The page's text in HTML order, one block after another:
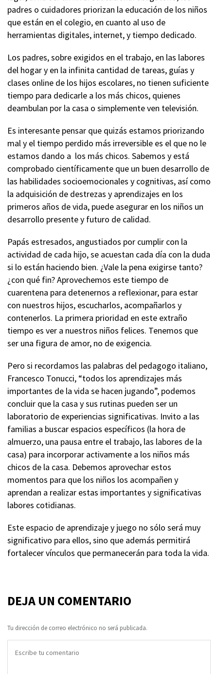
padres o cuidadores priorizan la educación de los niños
que están en el colegio, en cuanto al uso de
herramientas digitales, internet, y tiempo dedicado.
Los padres, sobre exigidos en el trabajo, en las labores
del hogar y en la infinita cantidad de tareas, guías y
clases online de los hijos escolares, no tienen suficiente
tiempo para dedicarle a los más chicos, quienes
deambulan por la casa o simplemente ven televisión.
Es interesante pensar que quizás estamos priorizando
mal y el tiempo perdido más irreversible es el que no le
estamos dando a los más chicos. Sabemos y está
comprobado científicamente que un buen desarrollo de
las habilidades socioemocionales y cognitivas, así como
la adquisición de destrezas y aprendizajes en los
primeros años de vida, puede asegurar en los niños un
desarrollo presente y futuro de calidad.
Papás estresados, angustiados por cumplir con la
actividad de cada hijo, se acuestan cada día con la duda
si lo están haciendo bien. ¿Vale la pena exigirse tanto?
¿con qué fin? Aprovechemos este tiempo de
cuarentena para detenernos a reflexionar, para estar
con nuestros hijos, escucharlos, acompañarlos y
contenerlos. La primera prioridad en este extraño
tiempo es ver a nuestros niños felices. Tenemos que
ser una figura de amor, no de exigencia.
Pero si recordamos las palabras del pedagogo italiano,
Francesco Tonucci, “todos los aprendizajes más
importantes de la vida se hacen jugando”, podemos
concluir que la casa y sus rutinas pueden ser un
laboratorio de experiencias significativas. Invito a las
familias a buscar espacios específicos (la hora de
almuerzo, una pausa entre el trabajo, las labores de la
casa) para incorporar activamente a los niños más
chicos de la casa. Debemos aprovechar estos
momentos para que los niños los acompañen y
aprendan a realizar estas importantes y significativas
labores cotidianas.
Este espacio de aprendizaje y juego no sólo será muy
significativo para ellos, sino que además permitirá
fortalecer vínculos que permanecerán para toda la vida.
DEJA UN COMENTARIO
Tu dirección de correo electrónico no será publicada.